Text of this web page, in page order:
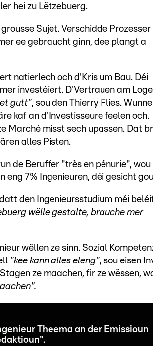
hei zu Lëtzebuerg.
Sujet. Verschidde Prozesser
ee gebraucht ginn, dee plangt a
natierlech och d'Kris um Bau. Déi
investéiert. D'Vertrauen am
gutt", sou den Thierry Flies.
kaf an d'Investisseure feelen och.
Marché misst sech upassen. Dat
alles Pisten.
de Beruffer "très en pénurie", wou
eng 7% Ingenieuren, déi gesicht
den Ingenieursstudium méi
wëlle gestalte, brauche mer
wëllen ze sinn. Sozial
"kee kann alles eleng", sou eisen
ze maachen, fir ze wëssen,
Theema an der Emissioun